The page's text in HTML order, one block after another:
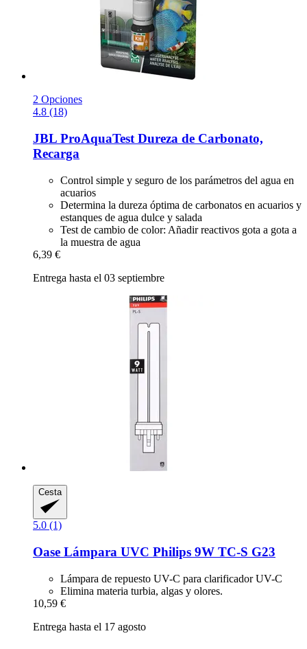
2 Opciones
4.8 (18)
JBL ProAquaTest Dureza de Carbonato,
Recarga
Control simple y seguro de los parámetros del agua en
acuarios
Determina la dureza óptima de carbonatos en acuarios y
estanques de agua dulce y salada
Test de cambio de color: Añadir reactivos gota a gota a
la muestra de agua
6,39 €
Entrega hasta el 03 septiembre
Cesta
5.0 (1)
Oase Lámpara UVC Philips 9W TC-​S G23
Lámpara de repuesto UV-C para clarificador UV-C
Elimina materia turbia, algas y olores.
10,59 €
Entrega hasta el 17 agosto